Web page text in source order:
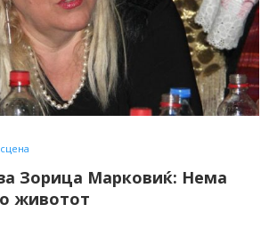
сцена
Зорица Марковиќ: Нема
животот